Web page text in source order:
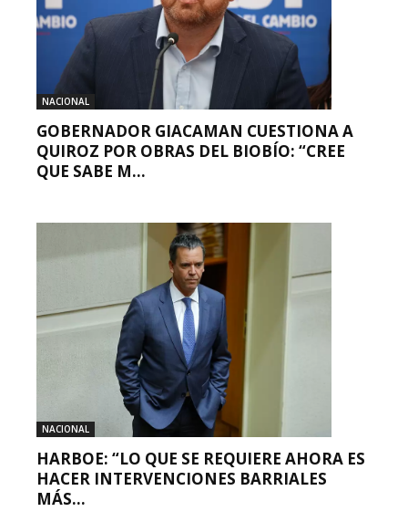
NACIONAL
GOBERNADOR GIACAMAN CUESTIONA A
QUIROZ POR OBRAS DEL BIOBÍO: “CREE
QUE SABE M...
NACIONAL
HARBOE: “LO QUE SE REQUIERE AHORA ES
HACER INTERVENCIONES BARRIALES
MÁS...